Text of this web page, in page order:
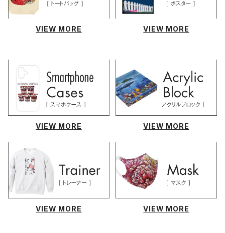
VIEW MORE VIEW MORE
VIEW MORE VIEW MORE
VIEW MORE VIEW MORE